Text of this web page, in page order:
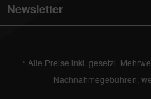
Newsletter
* Alle Preise inkl. gesetzl.
Nachnahmegebühren,